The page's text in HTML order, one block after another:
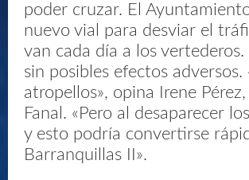
poder cruzar. El
nuevo vial para desviar el
van cada día a los
sin posibles efectos
atropellos», opina Irene
Fanal. «Pero al desaparecer
y esto podría convertirse
Barranquillas II».